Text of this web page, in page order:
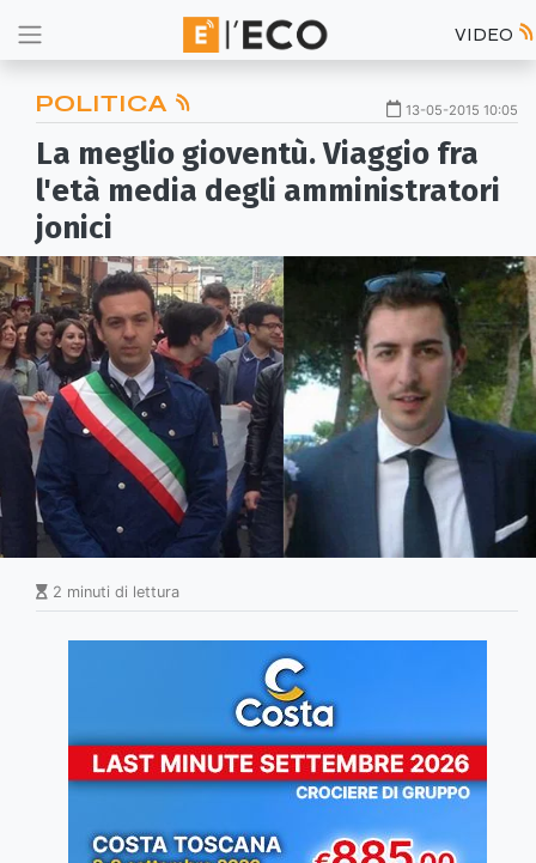
VIDEO
POLITICA 13-05-2015 10:05
La meglio gioventù. Viaggio fra
l'età media degli amministratori
jonici
2 minuti di lettura